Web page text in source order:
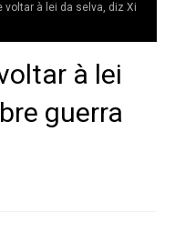
voltar à lei da selva, diz Xi
à lei
guerra